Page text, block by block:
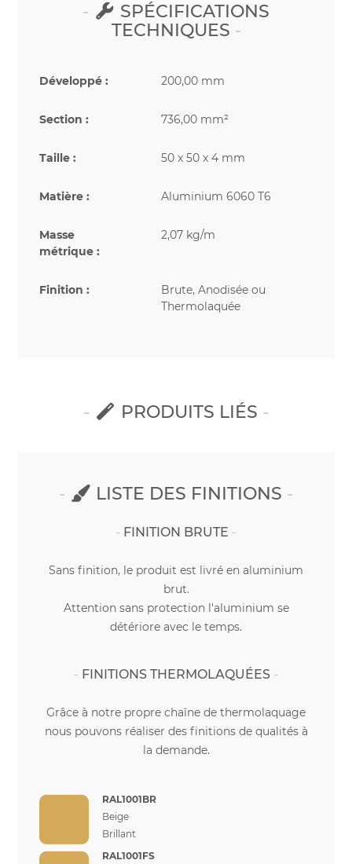
SPÉCIFICATIONS
TECHNIQUES
Développé : 200,00 mm
Section : 736,00 mm²
Taille : 50 x 50 x 4 mm
Matière : Aluminium 6060 T6
Masse
métrique :
2,07 kg/m
Finition :
Brute, Anodisée ou
Thermolaquée
PRODUITS LIÉS
LISTE DES FINITIONS
FINITION BRUTE
Sans finition, le produit est livré en aluminium
brut.
Attention sans protection l'aluminium se
détériore avec le temps.
FINITIONS THERMOLAQUÉES
Grâce à notre propre chaîne de thermolaquage
nous pouvons réaliser des finitions de qualités à
la demande.
RAL1001BR
Beige
Brillant
RAL1001FS